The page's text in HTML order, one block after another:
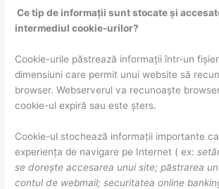
Ce tip de informații sunt stocate și
intermediul cookie-urilor?
Cookie-urile păstrează informații într-un
dimensiuni care permit unui website să
browser. Webserverul va recunoaște
cookie-ul expiră sau este șters.
Cookie-ul stochează informații importante
experiența de navigare pe Internet ( ex:
se dorește accesarea unui site; păstrarea
contul de webmail; securitatea online